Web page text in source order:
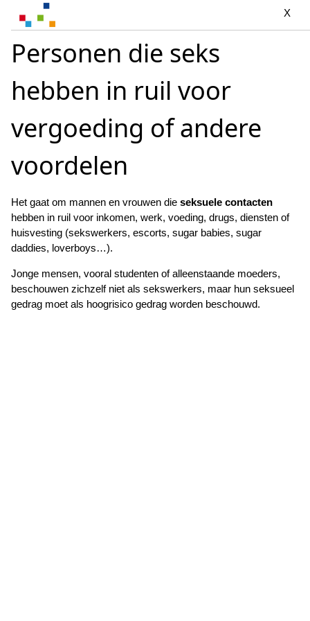
X
Personen die seks
hebben in ruil voor
vergoeding of andere
voordelen
Het gaat om mannen en vrouwen die seksuele contacten
hebben in ruil voor inkomen, werk, voeding, drugs, diensten of
huisvesting (sekswerkers, escorts, sugar babies, sugar
daddies, loverboys…).
Jonge mensen, vooral studenten of alleenstaande moeders,
beschouwen zichzelf niet als sekswerkers, maar hun seksueel
gedrag moet als hoogrisico gedrag worden beschouwd.